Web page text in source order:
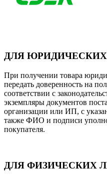
ДЛЯ
При получении товара
передать доверенность на
соответствии с
экземпляры документов
организации или ИП, с
также ФИО и подписи
покупателя.
ДЛЯ ФИЗИЧЕСКИХ